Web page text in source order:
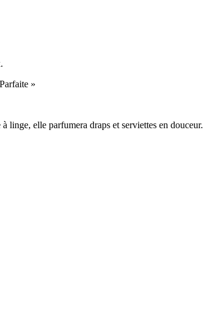
»
linge, elle parfumera draps et serviettes en douceur.